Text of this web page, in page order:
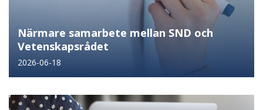
Närmare samarbete mellan SND och
Vetenskapsrådet
2026-06-18